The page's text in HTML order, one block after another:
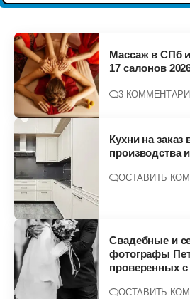
Массаж в СПб и
17 салонов
3
Кухни на заказ
производства
ОСТАВИТЬ
Свадебные и
фотографы
проверенных
ОСТАВИТЬ